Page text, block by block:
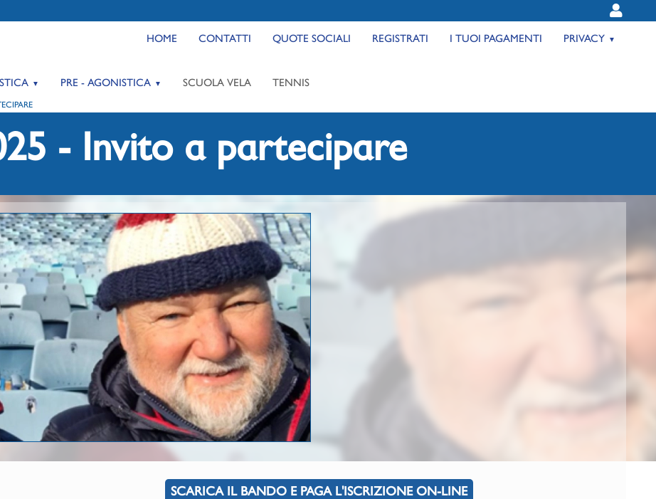
HOME CONTATTI QUOTE SOCIALI REGISTRATI I TUOI PAGAMENTI PRIVACY
PRE - AGONISTICA SCUOLA VELA TENNIS
- Invito a partecipare
SCARICA IL BANDO E PAGA L'ISCRIZIONE ON-LINE